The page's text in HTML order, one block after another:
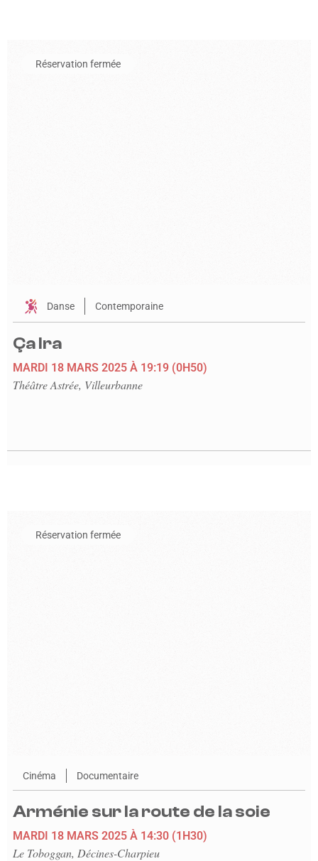
Réservation fermée
Danse Contemporaine
Ça Ira
MARDI 18 MARS 2025 À 19:19 (0H50)
Théâtre Astrée, Villeurbanne
Réservation fermée
Cinéma Documentaire
Arménie sur la route de la soie
MARDI 18 MARS 2025 À 14:30 (1H30)
Le Toboggan, Décines-Charpieu